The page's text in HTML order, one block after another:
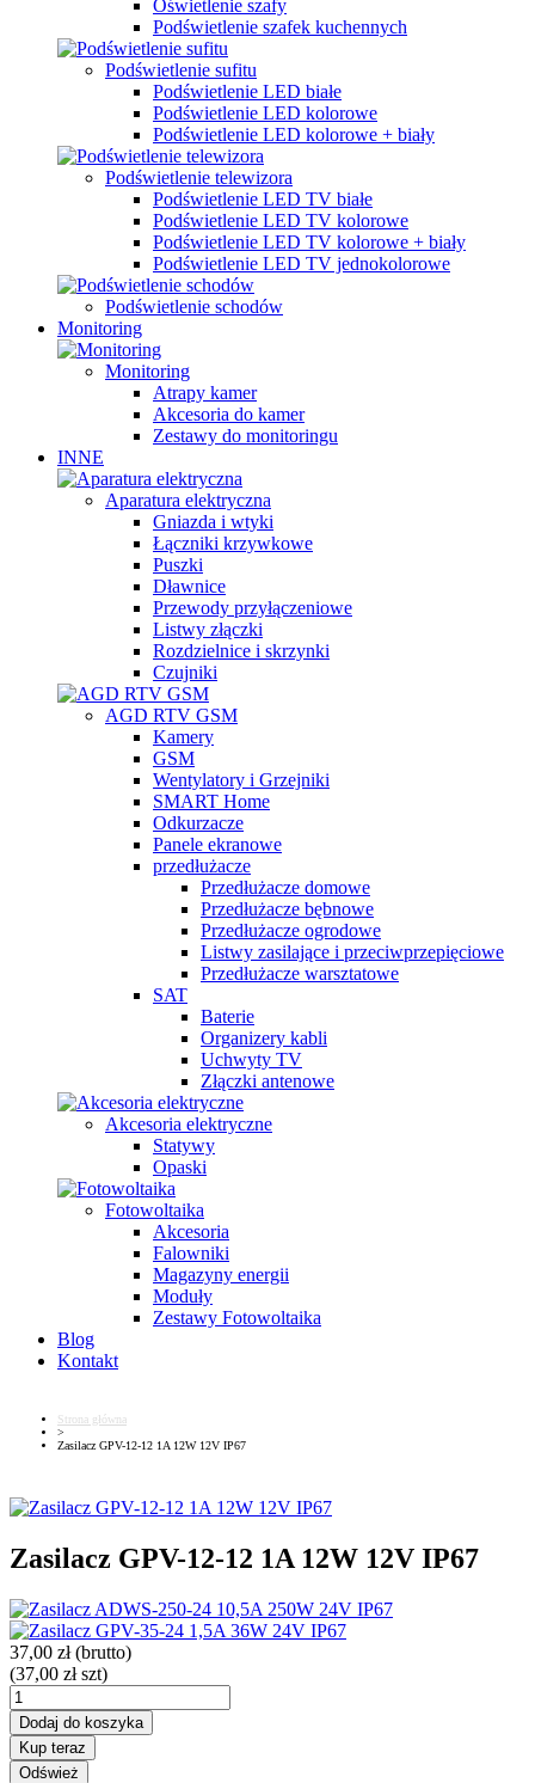
Oświetlenie szafy
Podświetlenie szafek kuchennych
Podświetlenie sufitu
Podświetlenie LED białe
Podświetlenie LED kolorowe
Podświetlenie LED kolorowe + biały
Podświetlenie telewizora
Podświetlenie LED TV białe
Podświetlenie LED TV kolorowe
Podświetlenie LED TV kolorowe + biały
Podświetlenie LED TV jednokolorowe
Podświetlenie schodów
Monitoring
Monitoring
Atrapy kamer
Akcesoria do kamer
Zestawy do monitoringu
INNE
Aparatura elektryczna
Gniazda i wtyki
Łączniki krzywkowe
Puszki
Dławnice
Przewody przyłączeniowe
Listwy złączki
Rozdzielnice i skrzynki
Czujniki
AGD RTV GSM
Kamery
GSM
Wentylatory i Grzejniki
SMART Home
Odkurzacze
Panele ekranowe
przedłużacze
Przedłużacze domowe
Przedłużacze bębnowe
Przedłużacze ogrodowe
Listwy zasilające i przeciwprzepięciowe
Przedłużacze warsztatowe
SAT
Baterie
Organizery kabli
Uchwyty TV
Złączki antenowe
Akcesoria elektryczne
Statywy
Opaski
Fotowoltaika
Akcesoria
Falowniki
Magazyny energii
Moduły
Zestawy Fotowoltaika
Blog
Kontakt
Strona główna
>
Zasilacz GPV-12-12 1A 12W 12V IP67
Zasilacz GPV-12-12 1A 12W 12V IP67
37,00 zł (brutto)
(37,00 zł szt)
Dodaj do koszyka
Kup teraz